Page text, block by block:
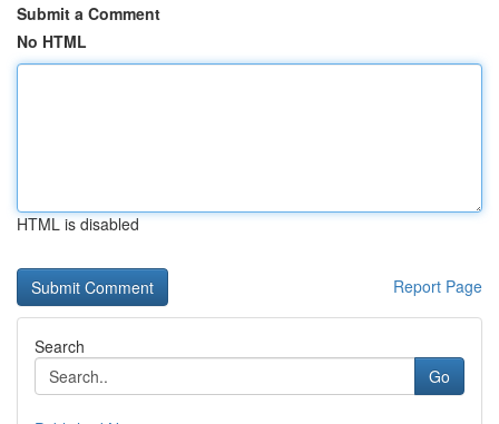
Submit a Comment
No HTML
HTML is disabled
Report Page
Search
Go